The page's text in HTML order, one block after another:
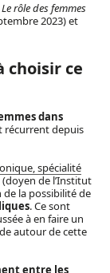
rôle des femmes
2023) et
choisir ce
dans
récurrent depuis
spécialité
de l’Institut
la possibilité de
. Ce sont
à en faire un
autour de cette
entre les